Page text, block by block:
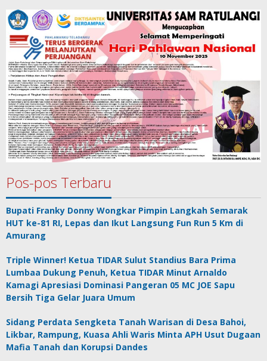
Pos-pos Terbaru
Bupati Franky Donny Wongkar Pimpin Langkah Semarak
HUT ke-81 RI, Lepas dan Ikut Langsung Fun Run 5 Km di
Amurang
Triple Winner! Ketua TIDAR Sulut Standius Bara Prima
Lumbaa Dukung Penuh, Ketua TIDAR Minut Arnaldo
Kamagi Apresiasi Dominasi Pangeran 05 MC JOE Sapu
Bersih Tiga Gelar Juara Umum
Sidang Perdata Sengketa Tanah Warisan di Desa Bahoi,
Likbar, Rampung, Kuasa Ahli Waris Minta APH Usut Dugaan
Mafia Tanah dan Korupsi Dandes